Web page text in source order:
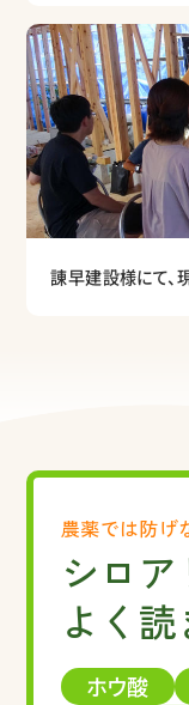
諌早建設様にて、
農薬では防げ
シロ
よく
ホウ酸